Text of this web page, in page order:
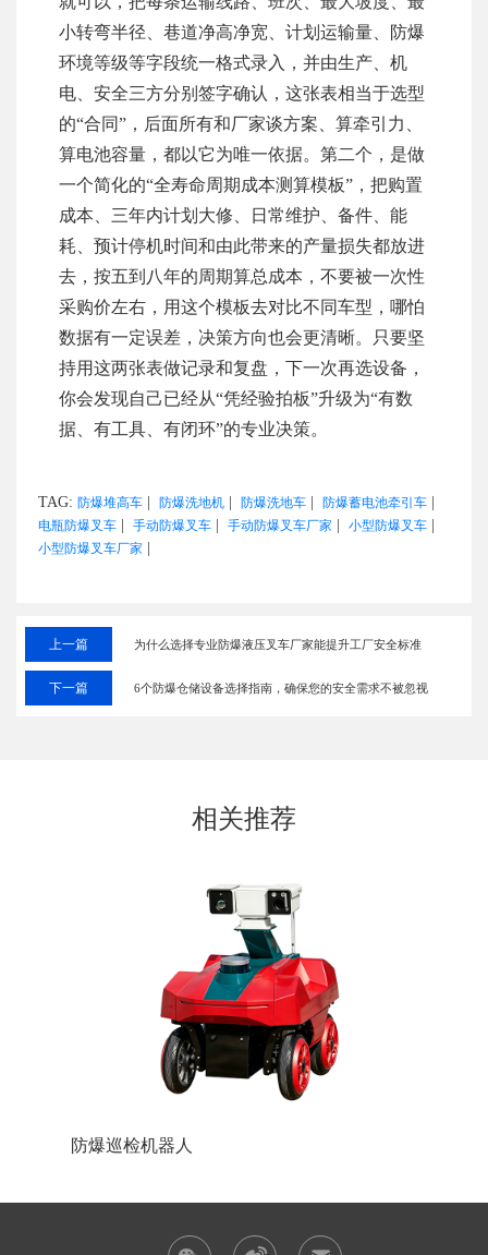
小转弯半径、巷道净高净宽、计划运输量、防爆
环境等级等字段统一格式录入，并由生产、机
电、安全三方分别签字确认，这张表相当于选型
的“合同”，后面所有和厂家谈方案、算牵引力、
算电池容量，都以它为唯一依据。第二个，是做
一个简化的“全寿命周期成本测算模板”，把购置
成本、三年内计划大修、日常维护、备件、能
耗、预计停机时间和由此带来的产量损失都放进
去，按五到八年的周期算总成本，不要被一次性
采购价左右，用这个模板去对比不同车型，哪怕
数据有一定误差，决策方向也会更清晰。只要坚
持用这两张表做记录和复盘，下一次再选设备，
你会发现自己已经从“凭经验拍板”升级为“有数
据、有工具、有闭环”的专业决策。
TAG: 防爆堆高车 防爆洗地机 防爆洗地车 防爆蓄电池牵引车
电瓶防爆叉车 手动防爆叉车 手动防爆叉车厂家 小型防爆叉车
小型防爆叉车厂家
上一篇 为什么选择专业防爆液压叉车厂家能提升工厂安全标准
下一篇 6个防爆仓储设备选择指南，确保您的安全需求不被忽视
相关推荐
防爆巡检机器人